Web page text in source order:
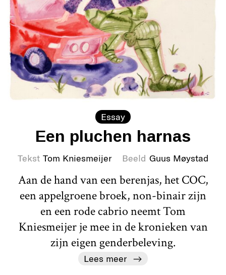
Essay
Een pluchen harnas
Tekst Tom Kniesmeijer Beeld Guus Møystad
Aan de hand van een berenjas, het COC,
een appelgroene broek, non-binair zijn
en een rode cabrio neemt Tom
Kniesmeijer je mee in de kronieken van
zijn eigen genderbeleving.
Lees meer